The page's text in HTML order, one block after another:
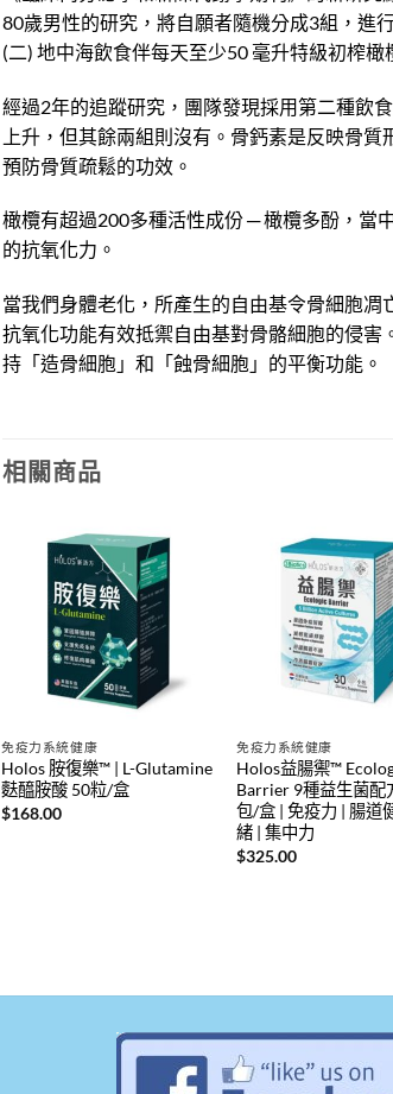
80歲男性的研究，將自願者隨機分成3組，進
(二) 地中海飲食伴每天至少50 毫升特級初榨橄
經過2年的追蹤研究，團隊發現採用第二種飲
上升，但其餘兩組則沒有。骨鈣素是反映骨
預防骨質疏鬆的功效。
橄欖有超過200多種活性成份 ─ 橄欖多酚，當
的抗氧化力。
當我們身體老化，所產生的自由基令骨細胞
抗氧化功能有效抵禦自由基對骨骼細胞的侵
持「造骨細胞」和「蝕骨細胞」的平衡功能。
相關商品
免疫力系統健康
Holos 胺復樂™ | L-Glutamine
麩醯胺酸 50粒/盒
$168.00
免疫力系統健康
Holos益腸禦™
Barrier 9種益生菌配
包/盒 | 免疫力 | 腸道
緒 | 集中力
$325.00